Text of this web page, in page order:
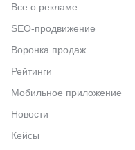
Все о рекламе
SEO-продвижение
Воронка продаж
Рейтинги
Мобильное приложение
Новости
Кейсы